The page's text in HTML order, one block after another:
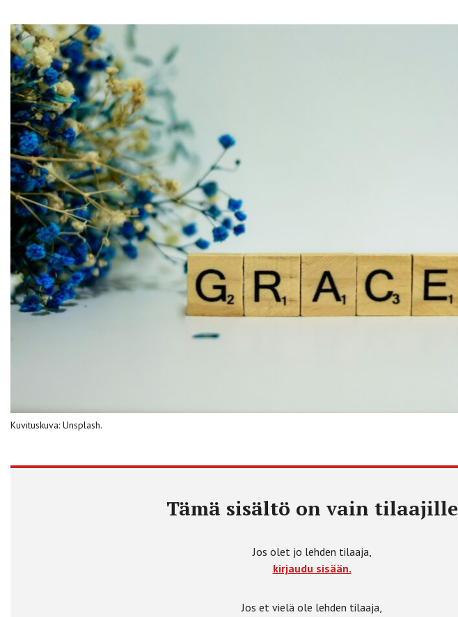
Kuvituskuva: Unsplash.
Tämä sisältö on vain tilaajille
Jos olet jo lehden tilaaja,
kirjaudu sisään.
Jos et vielä ole lehden tilaaja,